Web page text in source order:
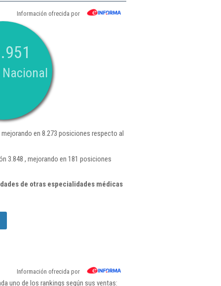
Información ofrecida por
en 8.273 posiciones respecto al
3.848 , mejorando en 181 posiciones
de otras especialidades médicas
Información ofrecida por
uno de los rankings según sus ventas: